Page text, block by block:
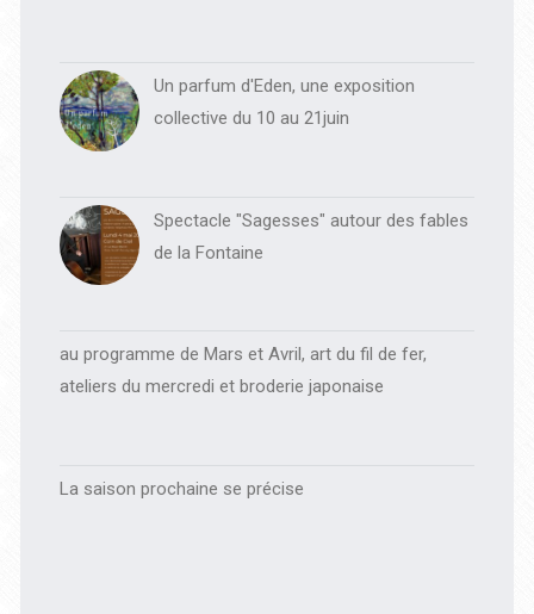
Un parfum d'Eden, une exposition
collective du 10 au 21juin
Spectacle "Sagesses" autour des fables
de la Fontaine
au programme de Mars et Avril, art du fil de fer,
ateliers du mercredi et broderie japonaise
La saison prochaine se précise